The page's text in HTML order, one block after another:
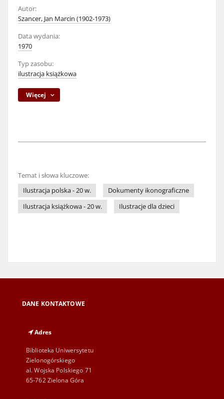
Autor:
Szancer, Jan Marcin (1902-1973)
Data wydania:
1970
Typ zasobu:
ilustracja książkowa
Więcej
Temat i słowa kluczowe:
Ilustracja polska - 20 w.
Dokumenty ikonograficzne
Ilustracja książkowa - 20 w.
Ilustracje dla dzieci
DANE KONTAKTOWE
Adres
Biblioteka Uniwersytetu
Zielonogórskiego
al. Wojska Polskiego 71
65-762 Zielona Góra